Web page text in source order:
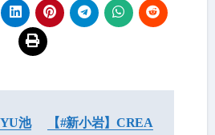
池 【#新小岩】CREA